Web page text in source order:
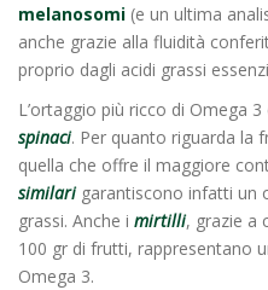
melanosomi (e un ultima
anche grazie alla fluidità
proprio dagli acidi grassi
L’ortaggio più ricco di Omega 3
spinaci. Per quanto riguarda la
quella che offre il maggiore
similarigarantiscono infatti un
grassi. Anche i mirtilli, grazie a
100 gr di frutti, rappresentano
Omega 3.